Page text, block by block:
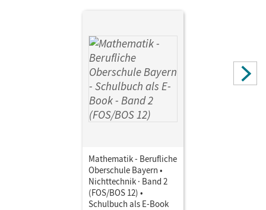
Roßmann, Franz; Konstandin, Stefan
Mathematik - Berufliche
Oberschule Bayern •
Nichttechnik · Band 2
(FOS/BOS 12) •
Schulbuch als E-Book